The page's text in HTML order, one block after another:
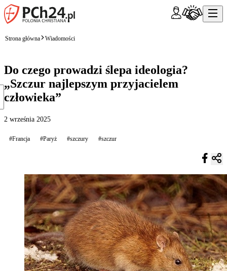
Strona główna Wiadomości
Do czego prowadzi ślepa ideologia?
„Szczur najlepszym przyjacielem
człowieka”
2 września 2025
#Francja #Paryż #szczury #szczur